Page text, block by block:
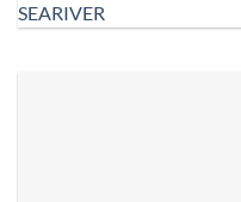
SEARIVER